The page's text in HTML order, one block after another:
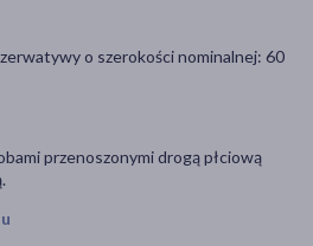
o szerokości nominalnej: 60
przenoszonymi drogą płciową